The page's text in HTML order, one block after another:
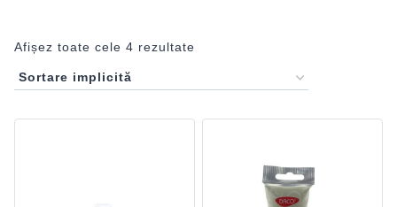
Afișez toate cele 4 rezultate